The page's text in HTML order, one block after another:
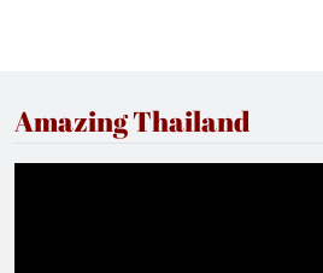
Amazing Thailand